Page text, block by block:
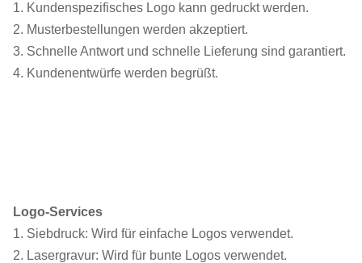
1. Kundenspezifisches Logo kann gedruckt werden.
2. Musterbestellungen werden akzeptiert.
3. Schnelle Antwort und schnelle Lieferung sind garantiert.
4. Kundenentwürfe werden begrüßt.
Logo-Services
1. Siebdruck: Wird für einfache Logos verwendet.
2. Lasergravur: Wird für bunte Logos verwendet.